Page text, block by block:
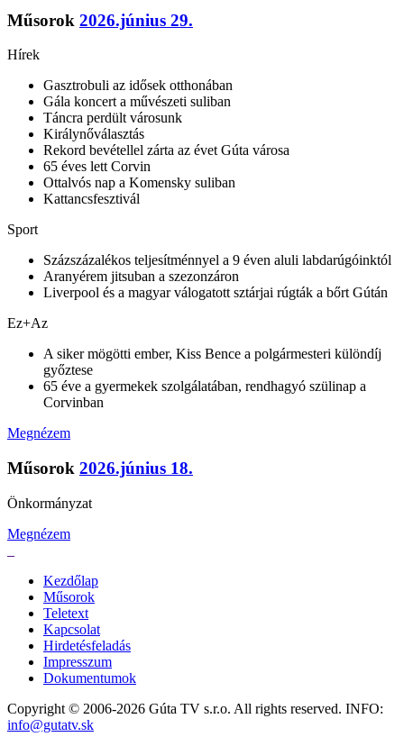
Műsorok 2026.június 29.
Hírek
Gasztrobuli az idősek otthonában
Gála koncert a művészeti suliban
Táncra perdült városunk
Királynőválasztás
Rekord bevétellel zárta az évet Gúta városa
65 éves lett Corvin
Ottalvós nap a Komensky suliban
Kattancsfesztivál
Sport
Százszázalékos teljesítménnyel a 9 éven aluli labdarúgóinktól
Aranyérem jitsuban a szezonzáron
Liverpool és a magyar válogatott sztárjai rúgták a bőrt Gútán
Ez+Az
A siker mögötti ember, Kiss Bence a polgármesteri különdíj
győztese
65 éve a gyermekek szolgálatában, rendhagyó szülinap a
Corvinban
Megnézem
Műsorok 2026.június 18.
Önkormányzat
Megnézem
Kezdőlap
Műsorok
Teletext
Kapcsolat
Hirdetésfeladás
Impresszum
Dokumentumok
Copyright © 2006-2026 Gúta TV s.r.o. All rights reserved. INFO:
info@gutatv.sk